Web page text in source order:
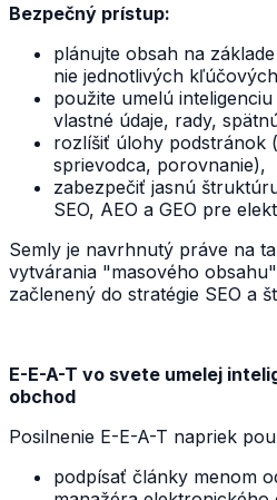
Bezpečný prístup:
plánujte obsah na
nie jednotlivých
použite umelú
vlastné údaje, rady,
rozlíšiť úlohy podstránok
sprievodca, porovnanie),
zabezpečiť jasnú
SEO, AEO a GEO pre
Semly je navrhnutý práve na
vytvárania "masového
začlenený do stratégie SEO a
E-E-A-T vo svete umelej
obchod
Posilnenie E-E-A-T napriek
podpísať články menom